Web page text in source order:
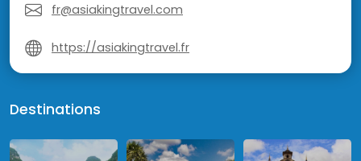
fr@asiakingtravel.com
https://asiakingtravel.fr
Destinations